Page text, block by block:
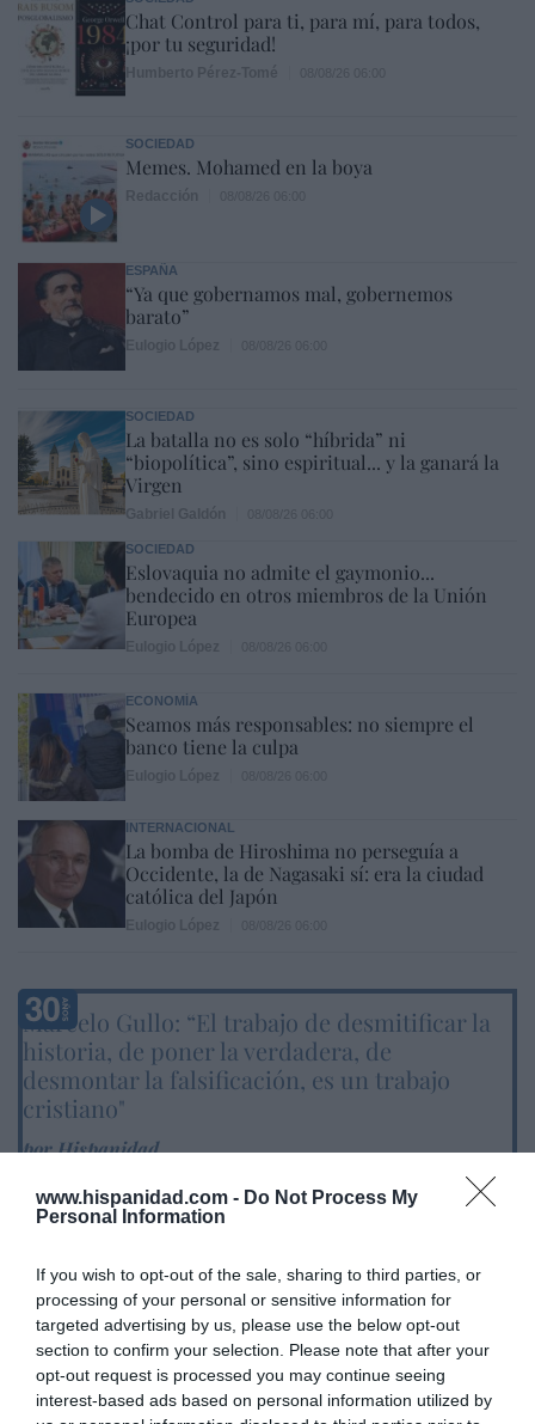
www.hispanidad.com - Do Not Process My
Personal Information
If you wish to opt-out of the sale, sharing to third parties, or
processing of your personal or sensitive information for
targeted advertising by us, please use the below opt-out
section to confirm your selection. Please note that after your
opt-out request is processed you may continue seeing
interest-based ads based on personal information utilized by
Chat Control para ti, para mí, para todos,
¡por tu seguridad!
SOCIEDAD
Memes. Mohamed en la boya
ESPAÑA
“Ya que gobernamos mal, gobernemos
barato”
SOCIEDAD
La batalla no es solo “híbrida” ni
“biopolítica”, sino espiritual... y la ganará la
Virgen
SOCIEDAD
Eslovaquia no admite el gaymonio...
bendecido en otros miembros de la Unión
Europea
ECONOMÍA
Seamos más responsables: no siempre el
banco tiene la culpa
INTERNACIONAL
La bomba de Hiroshima no perseguía a
Occidente, la de Nagasaki sí: era la ciudad
católica del Japón
Marcelo Gullo: “El trabajo de desmitificar la
historia, de poner la verdadera, de
desmontar la falsificación, es un trabajo
cristiano"
por Hispanidad
Diario de la corrupción sanchista. Hazte
Oír se manifiesta delante de La Mareta:
“Pedro Sánchez es un criminal”
por Redacción